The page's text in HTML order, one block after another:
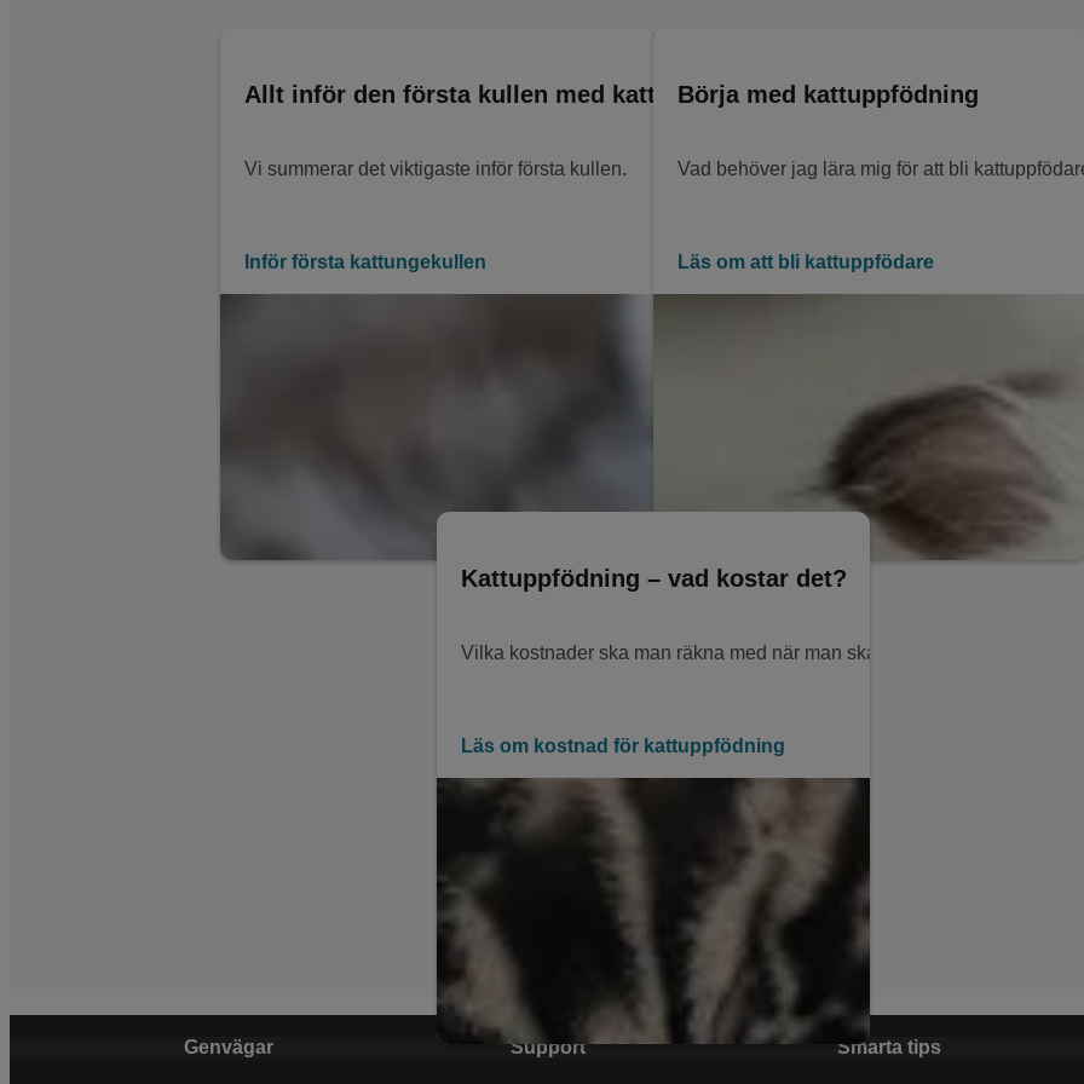
Allt inför den första kullen med kattungar
Vi summerar det viktigaste inför första kullen.
Inför första kattungekullen
Börja med kattuppfödning
Vad behöver jag lära mig för att bli
Läs om att bli kattuppfödare
Kattuppfödning – vad kostar det?
Vilka kostnader ska man räkna med när man ska föda upp katter?
Läs om kostnad för kattuppfödning
Genvägar Support Smarta tips